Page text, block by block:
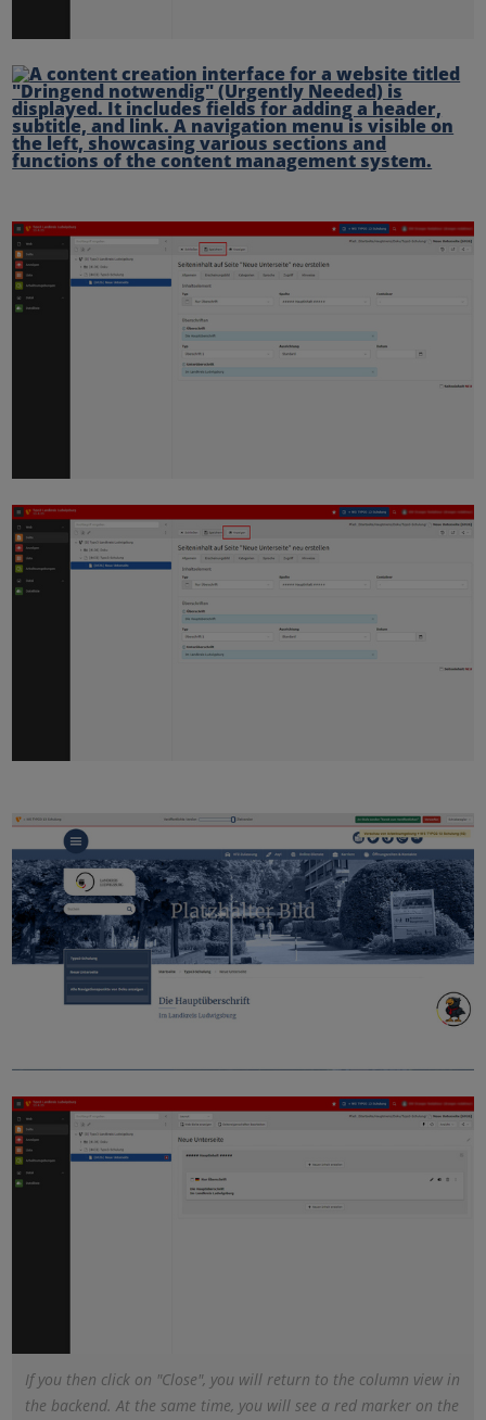
If you then click on "Close", you will return to the column view in
the backend. At the same time, you will see a red marker on the